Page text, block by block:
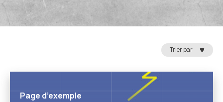
Trier par
Page d’exemple